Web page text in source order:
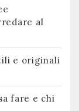
al
e originali
fare e chi